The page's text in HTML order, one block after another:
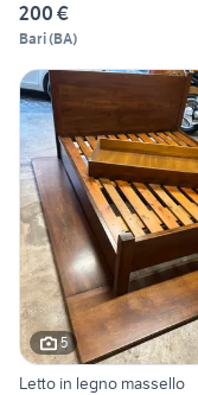
200 €
Bari(BA)
5
Letto in legno massello